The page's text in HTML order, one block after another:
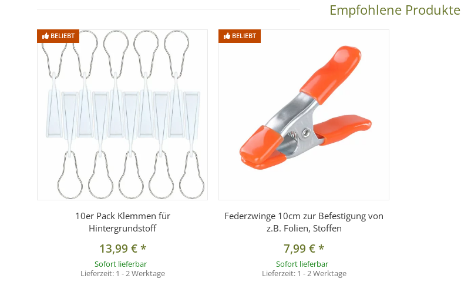
Empfohlene Produkte
BELIEBT
10er Pack Klemmen für
Hintergrundstoff
13,99 €*
Sofort lieferbar
Lieferzeit: 1 - 2 Werktage
BELIEBT
Federzwinge 10cm zur Befestigung von
z.B. Folien, Stoffen
7,99 €*
Sofort lieferbar
Lieferzeit: 1 - 2 Werktage